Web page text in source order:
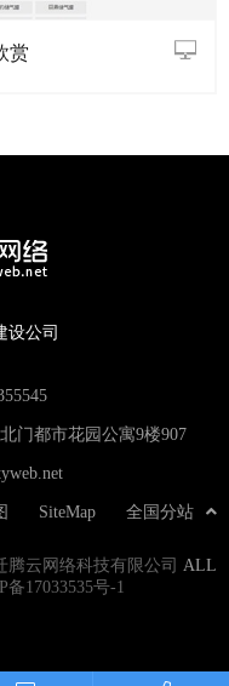
赏
设公司
门都市花园公寓9楼907
全国分站
SiteMap
腾云网络科技有限公司
ALL
备17033535号-1